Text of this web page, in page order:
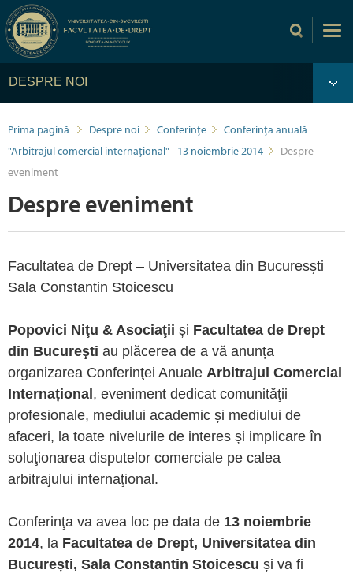
DESPRE NOI
Prima pagină Despre noi Conferințe
Conferința anuală
"Arbitrajul comercial internațional" - 13 noiembrie 2014
Despre
eveniment
Despre eveniment
Facultatea de Drept – Universitatea din Bucuresști
Sala Constantin Stoicescu
Popovici Niţu & Asociaţii și Facultatea de Drept
din Bucureşti au plăcerea de a vă anunța
organizarea Conferinţei Anuale Arbitrajul Comercial
Internațional , eveniment dedicat comunităţii
profesionale, mediului academic și mediului de
afaceri, la toate nivelurile de interes și implicare în
soluţionarea disputelor comerciale pe calea
arbitrajului internaţional.
Conferinţa va avea loc pe data de 13 noiembrie
2014, la Facultatea de Drept, Universitatea din
București, Sala Constantin Stoicescu și va fi